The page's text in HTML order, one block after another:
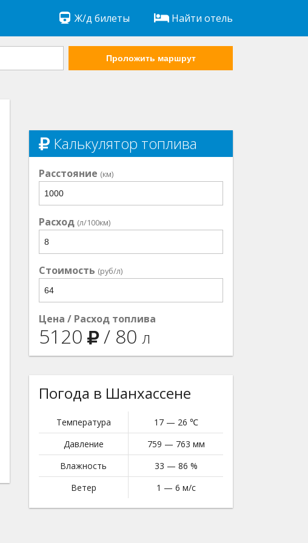
Ж/д билеты Найти отель
Проложить маршрут
Калькулятор топлива
Расстояние (км)
Расход (л/100км)
Стоимость (руб/л)
Цена / Расход топлива
5120 / 80 л
Погода в Шанхассене
Температура
17 — 26 ℃
Давление
759 — 763 мм
Влажность
33 — 86 %
Ветер
1 — 6 м/с